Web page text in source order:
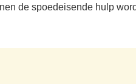
de spoedeisende hulp